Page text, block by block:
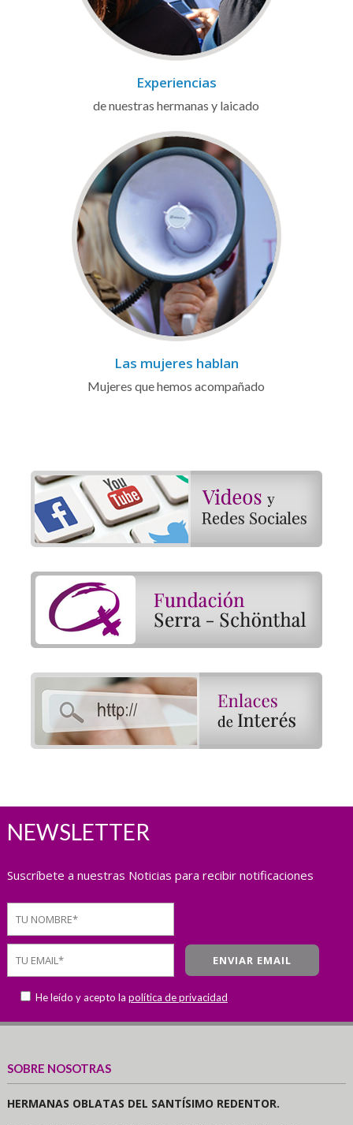
Experiencias
de nuestras hermanas y laicado
Las mujeres hablan
Mujeres que hemos acompañado
NEWSLETTER
Suscríbete a nuestras Noticias para recibir notificaciones
He leído y acepto la política de privacidad
SOBRE NOSOTRAS
HERMANAS OBLATAS DEL SANTÍSIMO REDENTOR.